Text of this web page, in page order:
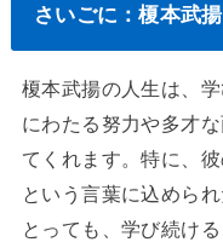
さいごに：榎本武
榎本武揚の人生は、
にわたる努力や多才
てくれます。特に、
という言葉に込めら
とっても、学び続け